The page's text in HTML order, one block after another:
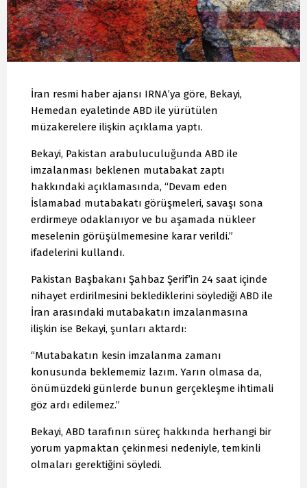
İran resmi haber ajansı IRNA’ya göre, Bekayi,
Hemedan eyaletinde ABD ile yürütülen
müzakerelere ilişkin açıklama yaptı.
Bekayi, Pakistan arabuluculuğunda ABD ile
imzalanması beklenen mutabakat zaptı
hakkındaki açıklamasında, “Devam eden
İslamabad mutabakatı görüşmeleri, savaşı sona
erdirmeye odaklanıyor ve bu aşamada nükleer
meselenin görüşülmemesine karar verildi.”
ifadelerini kullandı.
Pakistan Başbakanı Şahbaz Şerif’in 24 saat içinde
nihayet erdirilmesini beklediklerini söylediği ABD ile
İran arasındaki mutabakatın imzalanmasına
ilişkin ise Bekayi, şunları aktardı:
“Mutabakatın kesin imzalanma zamanı
konusunda beklememiz lazım. Yarın olmasa da,
önümüzdeki günlerde bunun gerçekleşme ihtimali
göz ardı edilemez.”
Bekayi, ABD tarafının süreç hakkında herhangi bir
yorum yapmaktan çekinmesi nedeniyle, temkinli
olmaları gerektiğini söyledi.